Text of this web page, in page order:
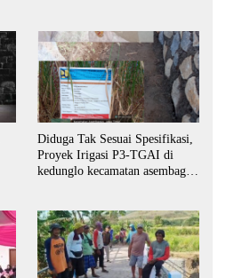
Diduga Tak Sesuai Spesifikasi,
Proyek Irigasi P3-TGAI di
kedunglo kecamatan asembagus